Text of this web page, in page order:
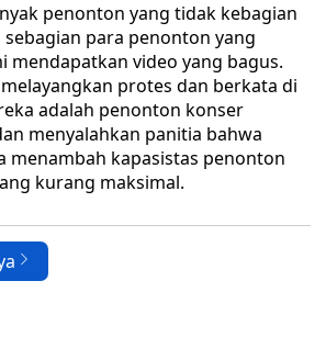
penonton yang tidak kebagian
para penonton yang
mendapatkan video yang bagus.
protes dan berkata di
adalah penonton konser
menyalahkan panitia bahwa
menambah kapasistas penonton
kurang maksimal.